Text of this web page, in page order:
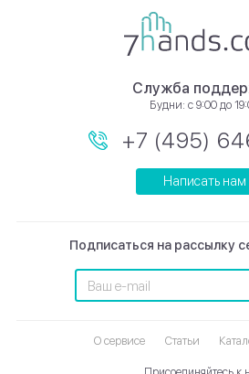
Подписаться на рассылку
Служба
Будни: с 9:00 до
+7 (495)
Написать нам
О сервисе Статьи